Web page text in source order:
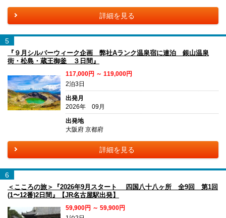
詳細を見る
5
『９月シルバーウィーク企画 弊社Aランク温泉宿に連泊 銀山温泉
街・松島・蔵王御釜 ３日間』
117,000円 ～ 119,000円
2泊3日
出発月
2026年 09月
出発地
大阪府 京都府
詳細を見る
6
＜こころの旅＞『2026年9月スタート 四国八十八ヶ所 全9回 第1回
(1〜12番)2日間』【JR名古屋駅出発】
59,900円 ～ 59,900円